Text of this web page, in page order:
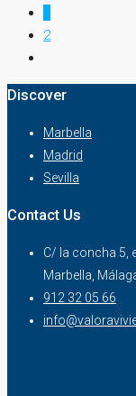
2
Discover
Marbella
Madrid
Sevilla
Contact Us
C/ la concha 5,
Marbella,
912 32 05 66